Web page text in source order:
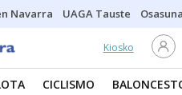
Navarra UAGA Tauste
Kiosko
CICLISMO